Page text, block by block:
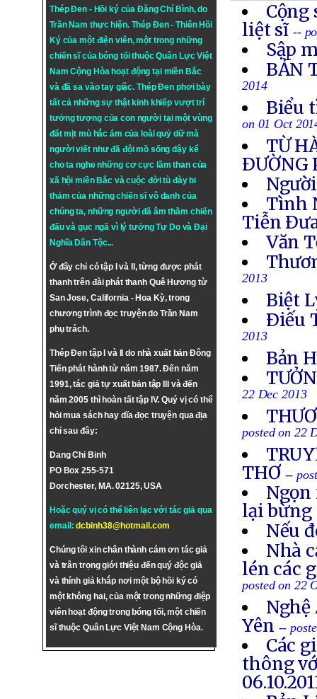
Thép Đen - Hồi ký của Đặng Chí Bình, do
Trần Nam thực hiện. Thép Đen- Thiên Hồi
Ký của một điện viên, một trong những
chiến sĩ của bóng tối thuộc Quân Lực Việt
Nam Cộng Hòa hoạt động tại miền Bắc
và đã sa vào tay giặc. Thép Đen phơi bày
tất cả những sự thật kinh khiếp vượt trí
tưởng tượng của con người tại một vùng
đất mịt mù hắc ám của loài quỷ dữ mà
người viết như đã đội mồ sống dậy kể
cho ta nghe những cơ cực lầm than của
xã hội miền Bắc và cuộc đời tù đày bi
thảm của những chiến sĩ vô danh của
chúng ta, những người đã âm thầm chiến
đấu và gục ngã vì lý tưởngTự DovàĐại
Nghĩa Dân Tộc...
Ở đây chỉ có tập I và II, từng được phát
thanh trên đài phát thanh Quê Hương từ
San Jose, California - Hoa Kỳ, trong
chương trình đọc truyện do Trần Nam
phụ trách.
Thép Đen tập I và II do nhà xuất bản Đông
Tiến phát hành từ năm 1987. Đến năm
1991, tác giả tự xuất bản tập III và đến
năm 2005 thì hoàn tất tập IV. Quý vị có thể
hỏi mua sách hay dĩa đọc truyện qua địa
chỉ sau đây:
Dang Chi Binh
PO Box 255-571
Dorchester, MA. 02125, USA
Hoặc quý vị có thể liên lạc với tác giả qua
email:dcbinh38@hotmail.com
Chúng tôi xin chân thành cám ơn tác giả
và trân trọng giới thiệu đến quý độc giả
và thính giả khắp nơi một bộ hồi ký có
một không hai, của một trong những điệp
viên hoạt động trong bóng tối, một chiến
sĩ thuộc Quân Lực Việt Nam Cộng Hòa.
Cộng
liệt sĩ --
Sập
BẢN
2014
Biểu
on 01 Oct
TỪ
ÐƯỜNG
Tình
Tiễn
Văn
2013
Biệt
Ðiếu
2013
Bản
22 Dec 2013
posted on 22
THƠ --
lại bừng
Nếu
Nhà
lén các
posted on 22
Nghệ
Yên --
Các
thông